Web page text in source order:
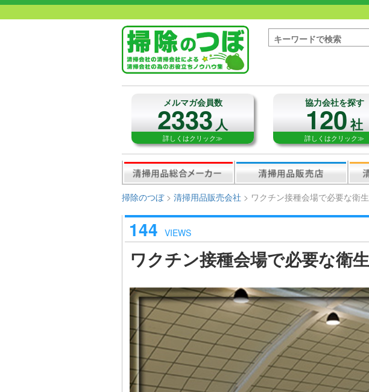
メルマガ会員数
2333人
詳しくはクリック≫
協力会社を探す
120社
詳しくはクリック≫
掃除のつぼ> 清掃用品販売会社 > ワクチン接種会場で必要な衛
144 VIEWS
ワクチン接種会場で必要な衛